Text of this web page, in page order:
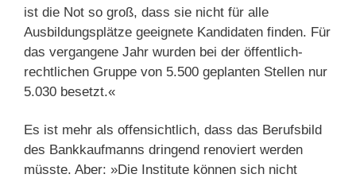
ist die Not so groß, dass sie nicht für alle
Ausbildungsplätze geeignete Kandidaten finden. Für
das vergangene Jahr wurden bei der öffentlich-
rechtlichen Gruppe von 5.500 geplanten Stellen nur
5.030 besetzt.«
Es ist mehr als offensichtlich, dass das Berufsbild
des Bankkaufmanns dringend renoviert werden
müsste. Aber: »Die Institute können sich nicht